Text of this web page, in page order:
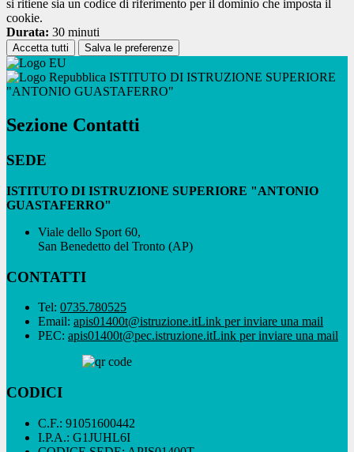
si ritiene sia un codice di riferimento per il dominio che imposta il
cookie.
Durata: 30 minuti
Accetta tutti Salva le preferenze
ISTITUTO DI ISTRUZIONE SUPERIORE
"ANTONIO GUASTAFERRO"
Sezione Contatti
SEDE
ISTITUTO DI ISTRUZIONE SUPERIORE "ANTONIO
GUASTAFERRO"
Viale dello Sport 60,
San Benedetto del Tronto (AP)
CONTATTI
Tel: 0735.780525
Email: apis01400t@istruzione.itLink per inviare una mail
PEC: apis01400t@pec.istruzione.itLink per inviare una mail
CODICI
C.F.: 91051600442
I.P.A.: G1JUHL6I